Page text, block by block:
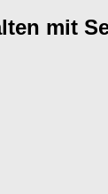
mit